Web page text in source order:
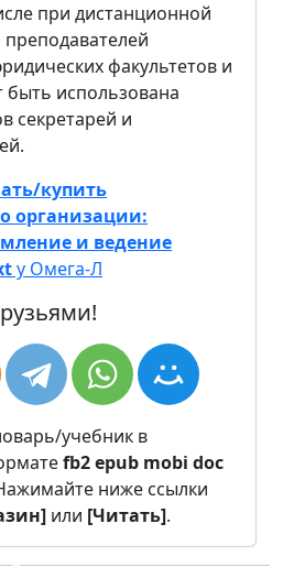
при дистанционной
факультетов и
быть использована
секретарей и
купить
организации:
и ведение
у Омега-Л
учебник в
fb2epub mobi doc
ниже ссылки
или [Читать].